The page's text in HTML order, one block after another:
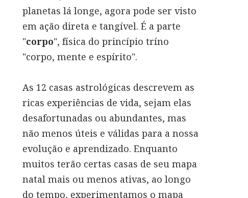
planetas lá longe, agora pode ser visto
em ação direta e tangível. É a parte
"corpo", física do princípio tríno
"corpo, mente e espírito".
As 12 casas astrológicas descrevem as
ricas experiências de vida, sejam elas
desafortunadas ou abundantes, mas
não menos úteis e válidas para a nossa
evolução e aprendizado. Enquanto
muitos terão certas casas de seu mapa
natal mais ou menos ativas, ao longo
do tempo, experimentamos o mapa